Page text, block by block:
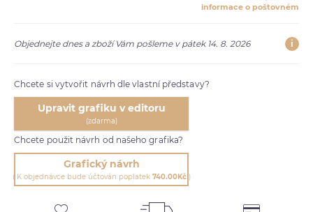
informace o poštovném
Objednejte dnes a zboží Vám pošleme v pátek 14. 8. 2026 i
Chcete si vytvořit návrh dle vlastní představy?
Upravit grafiku v editoru
(zdarma)
Chcete použit návrh od našeho grafika?
Grafický návrh
( K objednávce bude účtován poplatek 740.00Kč )